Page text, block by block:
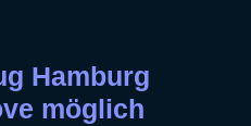
Hamburg
möglich